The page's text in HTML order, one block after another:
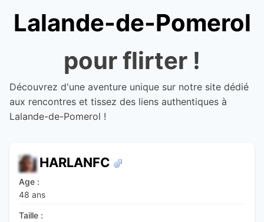
Lalande-de-Pomerol
pour flirter !
Découvrez d'une aventure unique sur notre site dédié
aux rencontres et tissez des liens authentiques à
Lalande-de-Pomerol !
HARLANFC
Age :
48 ans
Taille :